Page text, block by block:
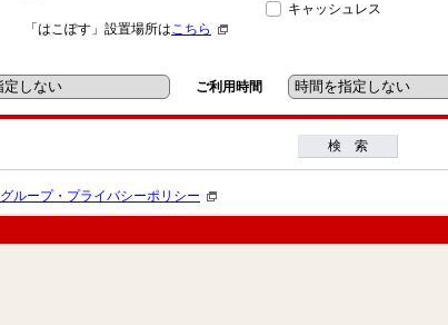
「はこぽす」設置場所はこちら
キャッシュレス
ご利用時間
検 索
グループ・プライバシーポリシー